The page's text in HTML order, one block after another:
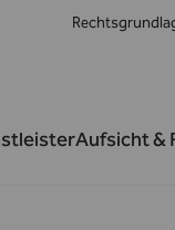
Aufsicht &